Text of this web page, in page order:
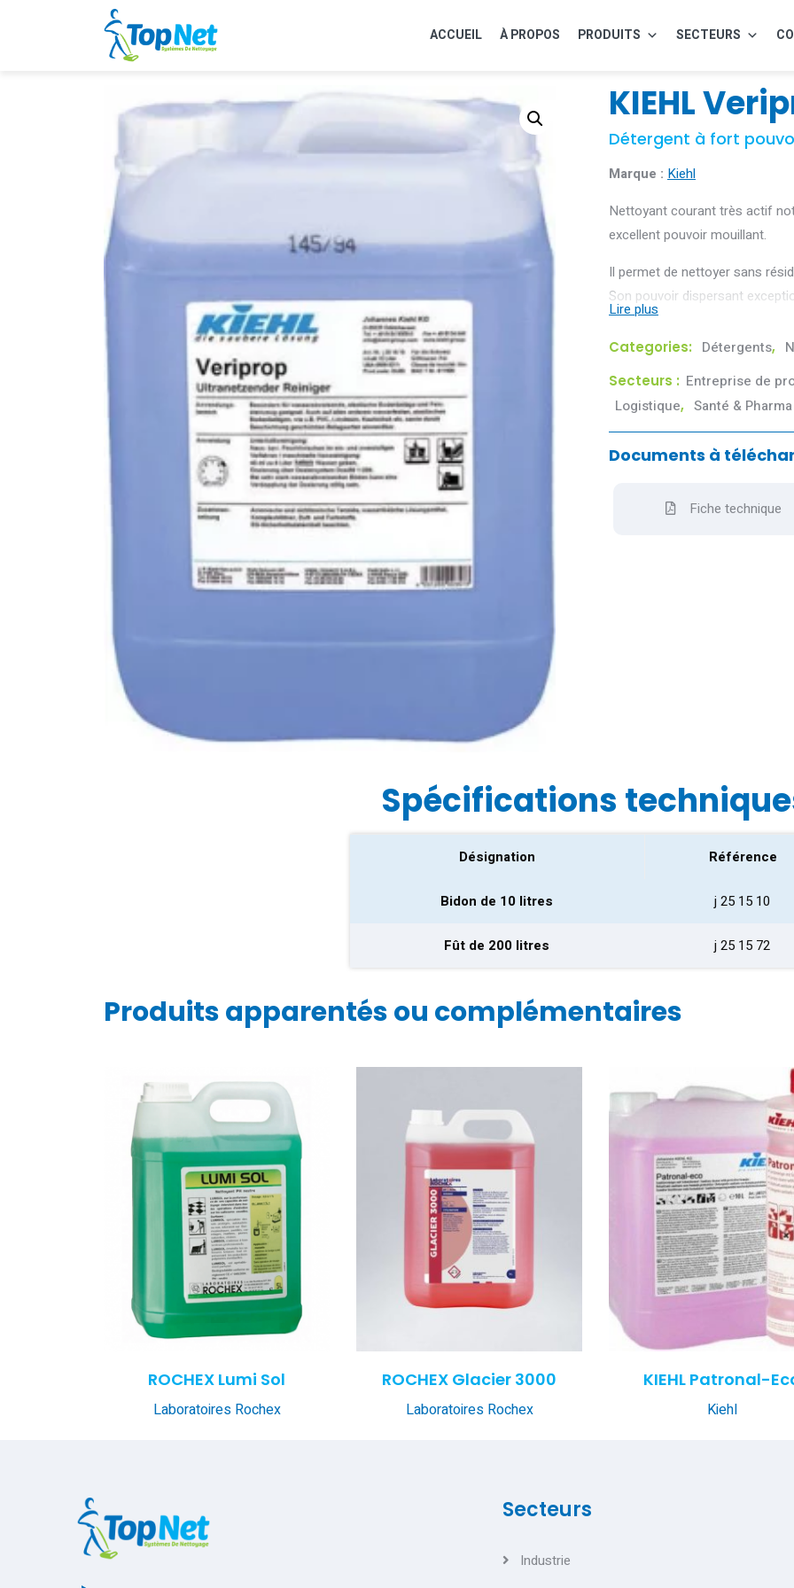
ACCUEIL À PROPOS PRODUITS SECTEURS
Home Products
KIEHL
Détergent à fort
Marque : Kiehl
Nettoyant courant très actif
excellent pouvoir mouillant.
Il permet de nettoyer sans
Son pouvoir dispersant
Categories: Détergents,
Secteurs : Entreprise de
Logistique, Santé & Pharma
Documents à
Fiche technique
Spécifications
Désignation Référence
Bidon de 10 litres j 25 15 10
Fût de 200 litres j 25 15 72
Produits apparentés ou complémentaires
ROCHEX Lumi Sol
Laboratoires Rochex
ROCHEX Glacier 3000
Laboratoires Rochex
KIEHL Patronal-
Kiehl
Secteurs
Industrie